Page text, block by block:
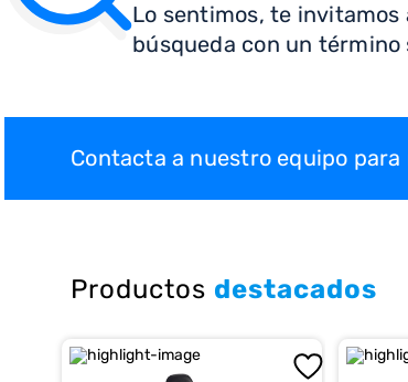
Lo sentimos, te
búsqueda con un término
Contacta a nuestro equipo
Productos destacados
5
6